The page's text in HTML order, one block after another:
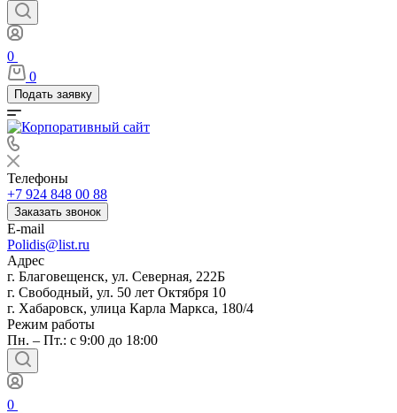
0
0
Подать заявку
Телефоны
+7 924 848 00 88
Заказать звонок
E-mail
Polidis@list.ru
Адрес
г. Благовещенск, ул. Северная, 222Б
г. Свободный, ул. 50 лет Октября 10
г. Хабаровск, улица Карла Маркса, 180/4
Режим работы
Пн. – Пт.: с 9:00 до 18:00
0